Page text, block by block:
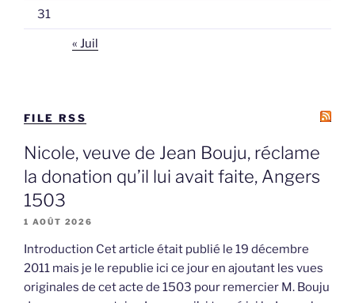
31
« Juil
FILE RSS
Nicole, veuve de Jean Bouju, réclame
la donation qu’il lui avait faite, Angers
1503
1 AOÛT 2026
Introduction Cet article était publié le 19 décembre
2011 mais je le republie ici ce jour en ajoutant les vues
originales de cet acte de 1503 pour remercier M. Bouju